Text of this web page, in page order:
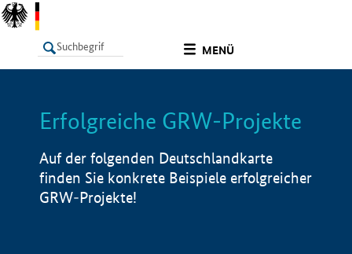
MENÜ
LISTE Info
Erfolgreiche GRW-Projekte
Auf der folgenden Deutschlandkarte
finden Sie konkrete Beispiele erfolgreicher
GRW-Projekte!